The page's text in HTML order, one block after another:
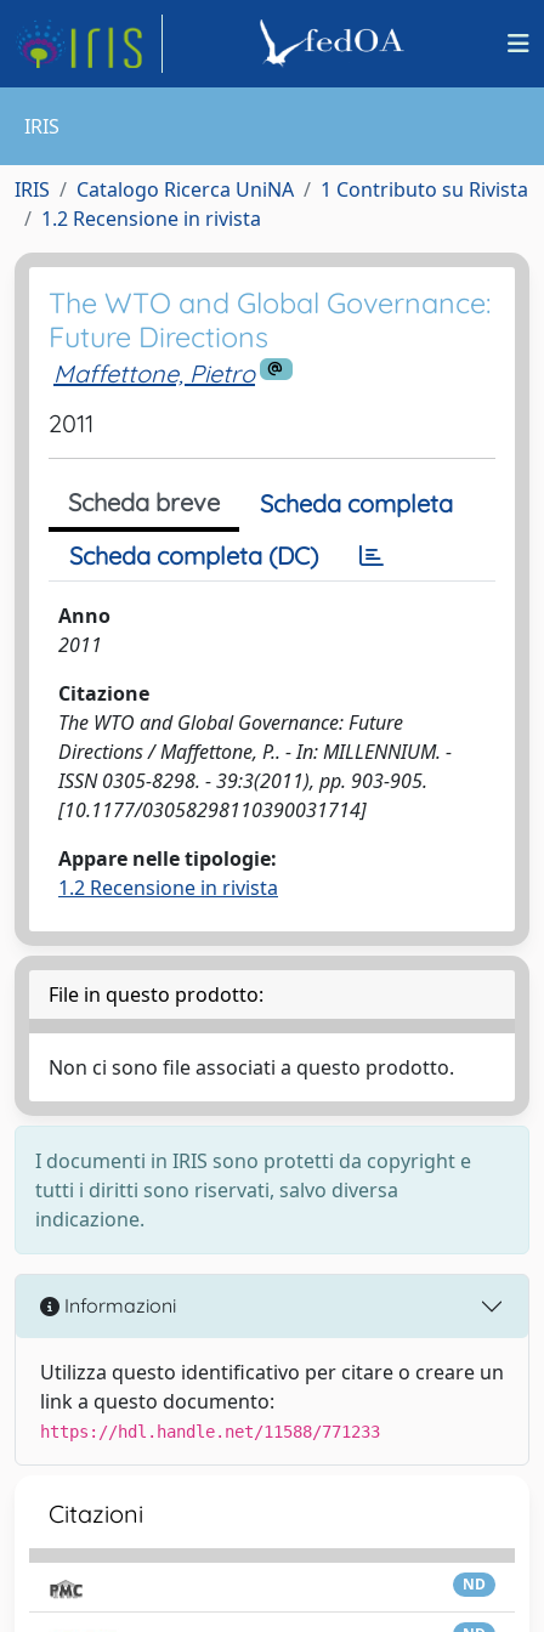
IRIS
IRIS Catalogo Ricerca UniNA
1 Contributo su Rivista
1.2 Recensione in rivista
The WTO and Global Governance:
Future Directions
Maffettone, Pietro
2011
Scheda breve
Scheda completa
Scheda completa (DC)
Anno
2011
Citazione
The WTO and Global Governance: Future
Directions / Maffettone, P.. - In: MILLENNIUM. -
ISSN 0305-8298. - 39:3(2011), pp. 903-905.
[10.1177/03058298110390031714]
Appare nelle tipologie:
1.2 Recensione in rivista
File in questo prodotto:
Non ci sono file associati a questo prodotto.
I documenti in IRIS sono protetti da copyright e
tutti i diritti sono riservati, salvo diversa
indicazione.
Informazioni
Utilizza questo identificativo per citare o creare un
link a questo documento:
https://hdl.handle.net/11588/771233
Citazioni
ND